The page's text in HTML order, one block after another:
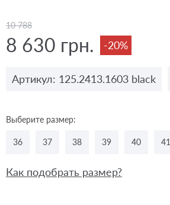
10 788
8 630 грн. -20%
Артикул: 125.2413.1603 black
Выберите размер:
36 37 38 39 40 41
Как подобрать размер?